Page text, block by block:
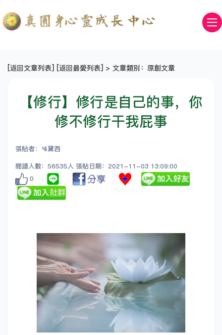
[返回文章列表] [返回最愛列表] > 文章類別：原創文章
【修行】修行是自己的事，你
修不修行干我屁事
張貼者：🛂黛西
閱讀人數：56535人 張貼日期：2021-11-03 13:09:00
0